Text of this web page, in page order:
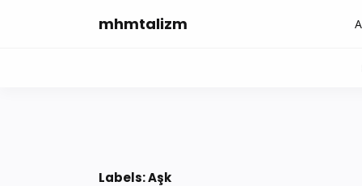
mhmtalizm
Labels:Aşk